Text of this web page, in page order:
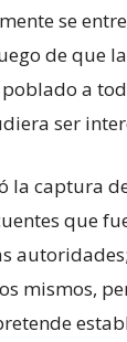
se
de que
a
ser
la captura
que
mismos,